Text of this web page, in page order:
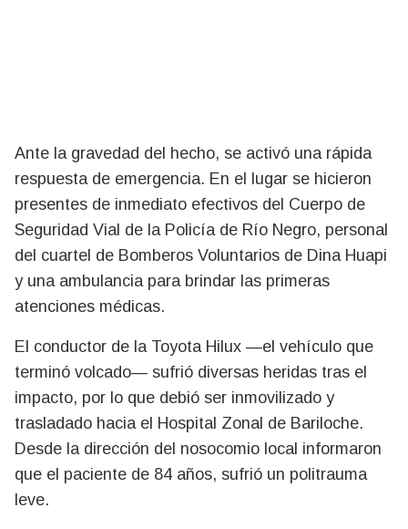
Ante la gravedad del hecho, se activó una rápida
respuesta de emergencia. En el lugar se hicieron
presentes de inmediato efectivos del Cuerpo de
Seguridad Vial de la Policía de Río Negro, personal
del cuartel de Bomberos Voluntarios de Dina Huapi
y una ambulancia para brindar las primeras
atenciones médicas.
El conductor de la Toyota Hilux —el vehículo que
terminó volcado— sufrió diversas heridas tras el
impacto, por lo que debió ser inmovilizado y
trasladado hacia el Hospital Zonal de Bariloche.
Desde la dirección del nosocomio local informaron
que el paciente de 84 años, sufrió un politrauma
leve.